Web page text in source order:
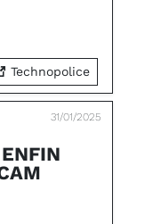
Technopolice
31/01/2025